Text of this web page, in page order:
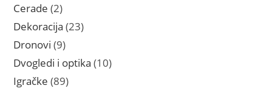
Cerade 22
proizvoda
Dekoracija 2323
Dronovi 99
proizvoda
Dvogledi i optika 1010
Igračke 8989